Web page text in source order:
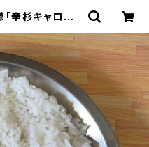
辛杉キャロル」
shop